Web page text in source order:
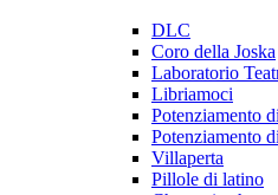
DLC
Coro della Joska
Laboratorio
Libriamoci
Potenziamento
Potenziamento
Villaperta
Pillole di latino